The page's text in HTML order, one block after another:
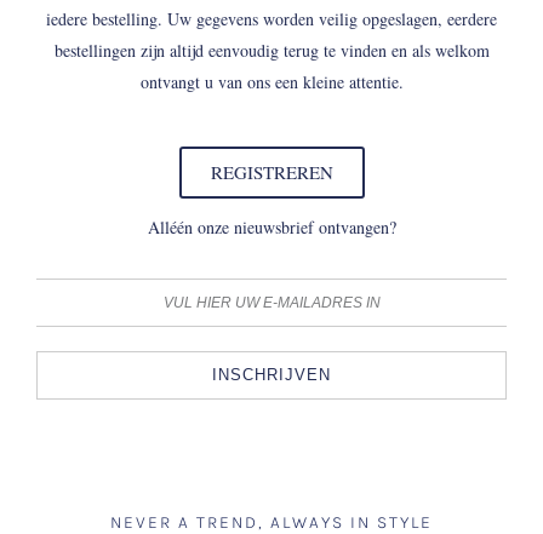
iedere bestelling. Uw gegevens worden veilig opgeslagen, eerdere
bestellingen zijn altijd eenvoudig terug te vinden en als welkom
ontvangt u van ons een kleine attentie.
REGISTREREN
Alléén onze nieuwsbrief ontvangen?
INSCHRIJVEN
NEVER A TREND, ALWAYS IN STYLE